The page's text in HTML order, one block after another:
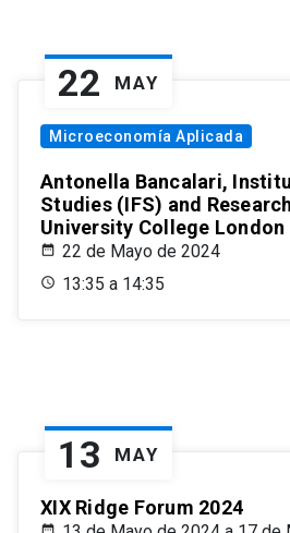
22 MAY
Microeconomía Aplicada
Antonella Bancalari,
Studies (IFS) and
University College London
22 de Mayo de 2024
13:35 a 14:35
13 MAY
XIX Ridge Forum 2024